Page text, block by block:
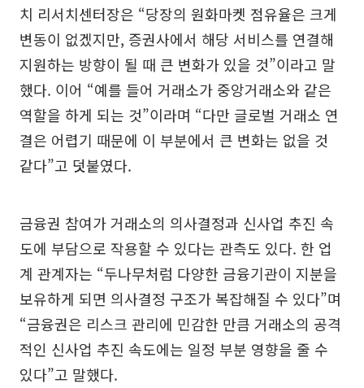
치 리서치센터장은 “당장의 원화마켓 점유율은 크게
변동이 없겠지만, 증권사에서 해당 서비스를 연결해
지원하는 방향이 될 때 큰 변화가 있을 것”이라고 말
했다. 이어 “예를 들어 거래소가 중앙거래소와 같은
역할을 하게 되는 것”이라며 “다만 글로벌 거래소 연
결은 어렵기 때문에 이 부분에서 큰 변화는 없을 것
같다”고 덧붙였다.
금융권 참여가 거래소의 의사결정과 신사업 추진 속
도에 부담으로 작용할 수 있다는 관측도 있다. 한 업
계 관계자는 “두나무처럼 다양한 금융기관이 지분을
보유하게 되면 의사결정 구조가 복잡해질 수 있다”며
“금융권은 리스크 관리에 민감한 만큼 거래소의 공격
적인 신사업 추진 속도에는 일정 부분 영향을 줄 수
있다”고 말했다.